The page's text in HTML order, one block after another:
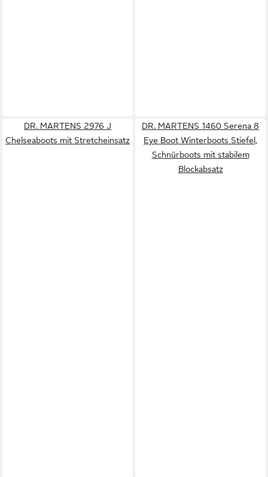
DR. MARTENS 2976 J
Chelseaboots mit Stretcheinsatz
DR. MARTENS 1460 Serena 8
Eye Boot Winterboots Stiefel,
Schnürboots mit stabilem
Blockabsatz